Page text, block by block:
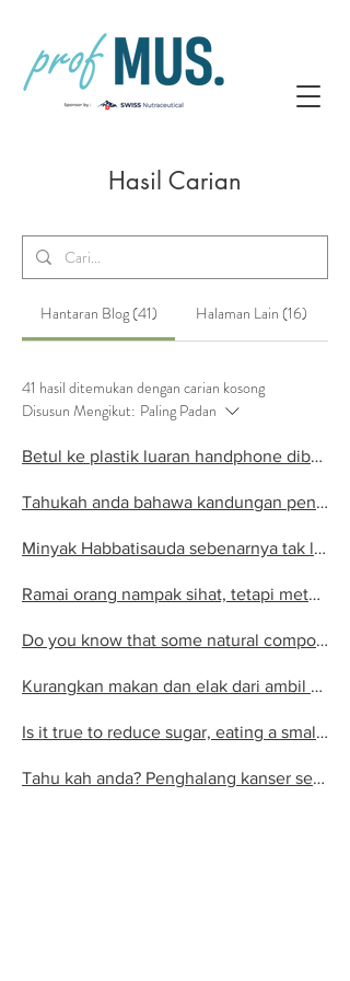
Hasil Carian
Hantaran Blog (41) Halaman Lain (16)
41 hasil ditemukan dengan carian kosong
Disusun Mengikut: Paling Padan
Betul ke plastik luaran handphone dibuat dari bahan yang toksik dan berbahaya?
Tahukah anda bahawa kandungan penting dalam Habbatusauda, iaitu alpha hederin, tidak ada dalam minyak Habbatusauda
Minyak Habbatisauda sebenarnya tak lengkap
Ramai orang nampak sihat, tetapi metabolik mereka sudah lama bermasalah
Do you know that some natural compounds can prevent cancer?
Kurangkan makan dan elak dari ambil gula, masih ada risiko penyakit kronik.
Is it true to reduce sugar, eating a small amount is still not enough to be really really healthy?
Tahu kah anda? Penghalang kanser semulajadi sudah pun ada di dalam badan kita